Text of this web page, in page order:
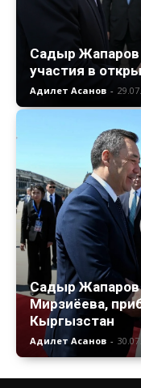
Садыр Жапаров
участия в
Адилет Асанов -
Садыр Жапаров
Мирзиёева,
Кыргызстан
Адилет Асанов -